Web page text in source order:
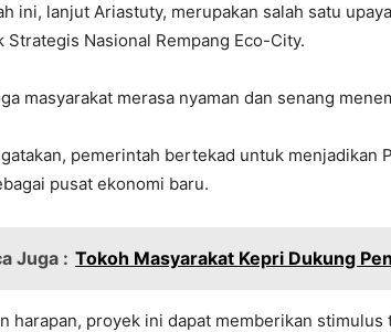
ini, lanjut Ariastuty, merupakan salah satu
Strategis Nasional Rempang Eco-City.
masyarakat merasa nyaman dan senang
pemerintah bertekad untuk menjadikan
pusat ekonomi baru.
Juga : Tokoh Masyarakat Kepri Dukung
harapan, proyek ini dapat memberikan